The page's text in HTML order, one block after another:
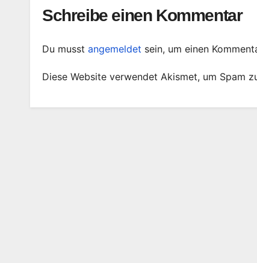
Schreibe einen Kommentar
Du musst angemeldet sein, um einen
Diese Website verwendet Akismet, um Spam